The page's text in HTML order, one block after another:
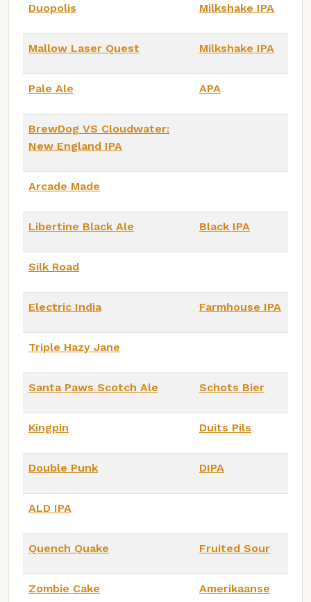
Duopolis Milkshake IPA
Mallow Laser Quest Milkshake IPA
Pale Ale APA
BrewDog VS Cloudwater:
New England IPA
Arcade Made
Libertine Black Ale Black IPA
Silk Road
Electric India Farmhouse IPA
Triple Hazy Jane
Santa Paws Scotch Ale Schots Bier
Kingpin Duits Pils
Double Punk DIPA
ALD IPA
Quench Quake Fruited Sour
Zombie Cake
Amerikaanse